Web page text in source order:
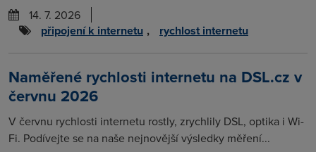
14. 7. 2026
připojení k internetu , rychlost internetu
Naměřené rychlosti internetu na DSL.cz v
červnu 2026
V červnu rychlosti internetu rostly, zrychlily DSL, optika i Wi-
Fi. Podívejte se na naše nejnovější výsledky měření...